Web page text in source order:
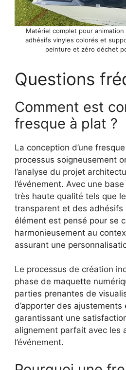
Matériel complet pour
adhésifs vinyles colorés et
peinture et zéro déchet
Questions
Comment est
fresque à plat ?
La conception d’une
processus soigneusement
l’analyse du projet
l’événement. Avec une
très haute qualité tels que
transparent et des adhésifs
élément est pensé pour se
harmonieusement au
assurant une
Le processus de création
phase de maquette
parties prenantes de
d’apporter des ajustements
garantissant une
alignement parfait avec les
l’événement.